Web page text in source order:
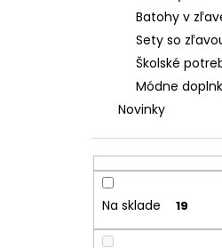
Batohy v
Sety so
Školské
Módne
Novinky
Na sklade 19